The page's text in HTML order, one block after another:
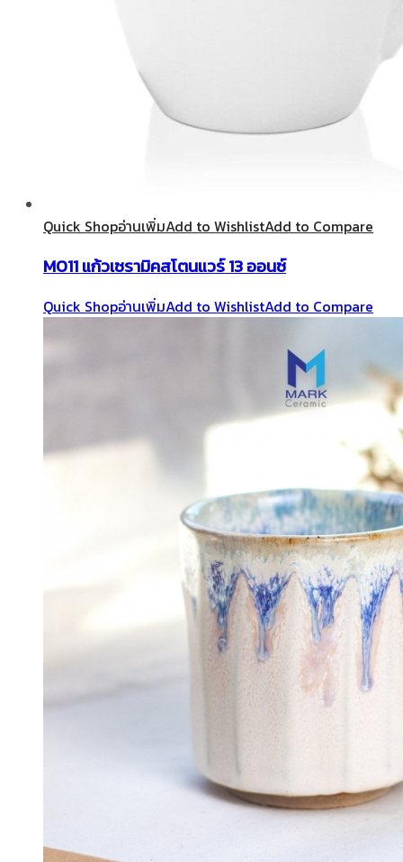
Quick Shopอ่านเพิ่มAdd to WishlistAdd to Compare
M011 แก้วเซรามิคสโตนแวร์ 13 ออนซ์
Quick Shopอ่านเพิ่มAdd to WishlistAdd to Compare